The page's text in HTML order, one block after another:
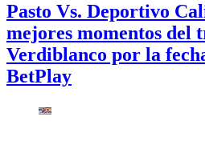
Pasto Vs. Deportivo
mejores momentos del
Verdiblanco por la
BetPlay